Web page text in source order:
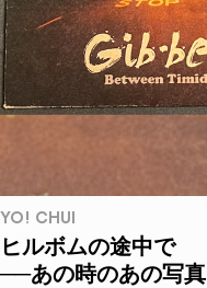
YO! CHUI
ヒルボムの途中で
──あの時のあの写真